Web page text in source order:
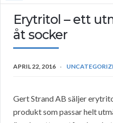
Erytritol – ett
åt socker
APRIL 22, 2016
Gert Strand AB säljer
produkt som passar helt